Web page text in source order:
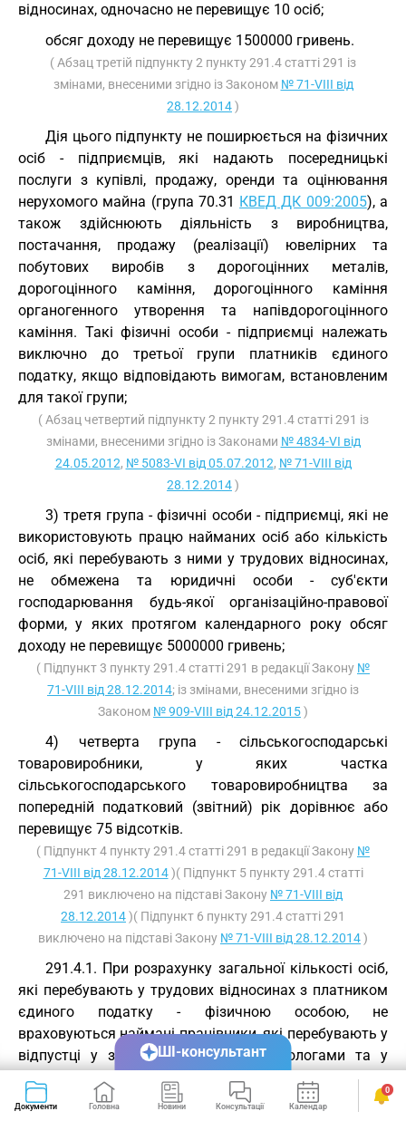
відносинах, одночасно не перевищує 10 осіб;
обсяг доходу не перевищує 1500000 гривень.
( Абзац третій підпункту 2 пункту 291.4 статті 291 із
змінами, внесеними згідно із Законом № 71-VIII від
28.12.2014)
Дія цього підпункту не поширюється на фізичних
осіб - підприємців, які надають посередницькі
послуги з купівлі, продажу, оренди та оцінювання
нерухомого майна (група 70.31 КВЕД ДК 009:2005), а
також здійснюють діяльність з виробництва,
постачання, продажу (реалізації) ювелірних та
побутових виробів з дорогоцінних металів,
дорогоцінного каміння, дорогоцінного каміння
органогенного утворення та напівдорогоцінного
каміння. Такі фізичні особи - підприємці належать
виключно до третьої групи платників єдиного
податку, якщо відповідають вимогам, встановленим
для такої групи;
( Абзац четвертий підпункту 2 пункту 291.4 статті 291 із
змінами, внесеними згідно із Законами № 4834-VI від
24.05.2012, № 5083-VI від 05.07.2012, № 71-VIII від
28.12.2014)
3) третя група - фізичні особи - підприємці, які не
використовують працю найманих осіб або кількість
осіб, які перебувають з ними у трудових відносинах,
не обмежена та юридичні особи - суб'єкти
господарювання будь-якої організаційно-правової
форми, у яких протягом календарного року обсяг
доходу не перевищує 5000000 гривень;
( Підпункт 3 пункту 291.4 статті 291 в редакції Закону №
71-VIII від 28.12.2014; із змінами, внесеними згідно із
Законом № 909-VIII від 24.12.2015)
4) четверта група - сільськогосподарські
товаровиробники, у яких частка
сільськогосподарського товаровиробництва за
попередній податковий (звітний) рік дорівнює або
перевищує 75 відсотків.
( Підпункт 4 пункту 291.4 статті 291 в редакції Закону №
71-VIII від 28.12.2014)( Підпункт 5 пункту 291.4 статті
291 виключено на підставі Закону № 71-VIII від
28.12.2014)( Підпункт 6 пункту 291.4 статті 291
виключено на підставі Закону № 71-VIII від 28.12.2014)
291.4.1. При розрахунку загальної кількості осіб,
які перебувають у трудових відносинах з платником
єдиного податку - фізичною особою, не
враховуються наймані працівники, які перебувають у
відпустці у зв'язку з вагітністю і пологами та у
відпустці по догляду за дитиною до досягнення нею
передбаченого законодавством віку, а також
Документи Головна Новини Консультації Календар Сервіси
0
ШІ-консультант